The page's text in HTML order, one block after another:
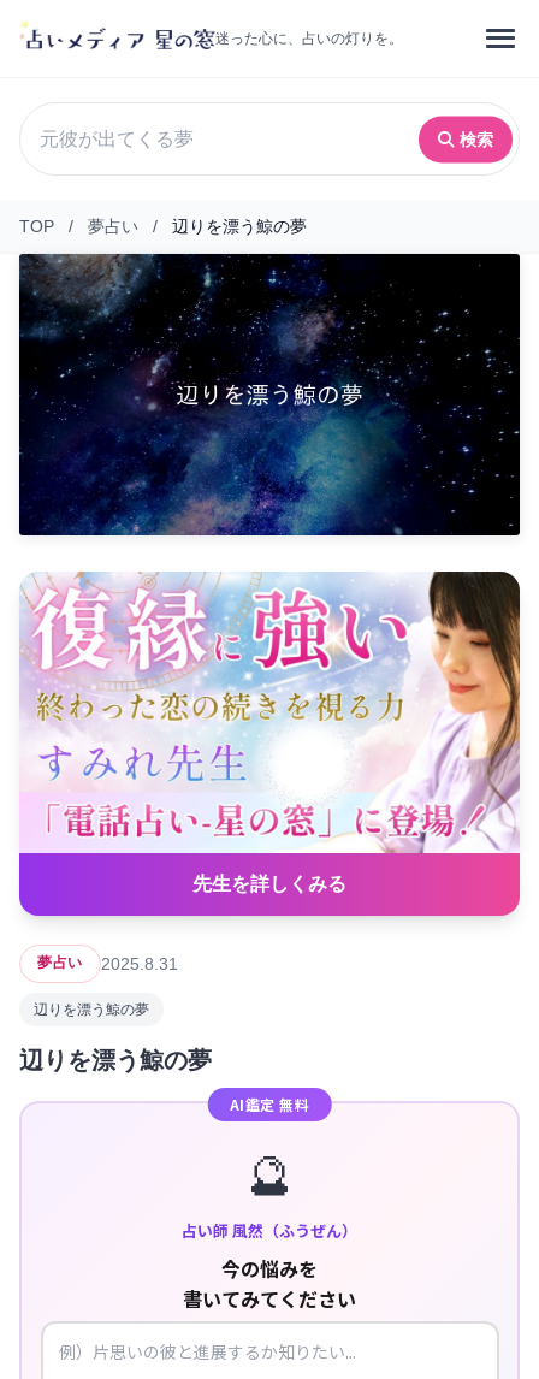
迷った心に、占いの灯りを。
検索
TOP / 夢占い / 辺りを漂う鯨の夢
先生を詳しくみる
夢占い 2025.8.31
辺りを漂う鯨の夢
辺りを漂う鯨の夢
AI鑑定 無料
🔮
占い師 風然（ふうぜん）
今の悩みを
書いてみてください